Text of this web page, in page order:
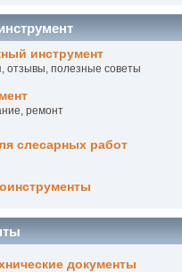
инструмент
отзывы, полезные советы
ремонт
слесарных работ
документы